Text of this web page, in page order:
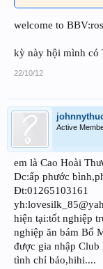
welcome to
kỳ này hội mình có
22/10/12
Active
em là Cao Hoài
Dc:ấp phước
Đt:01265103161
hiện tại:tốt nghiệp
nghiệp ăn bám Bố
được gia nhập Club
tình chỉ bảo,hihi....